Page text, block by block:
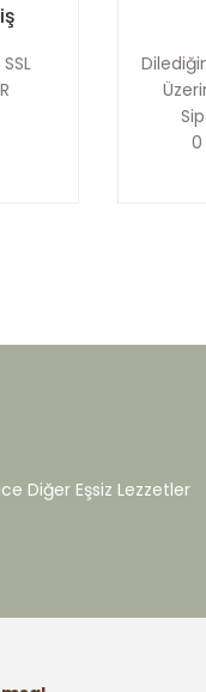
0
Diğer Eşsiz Lezzetler